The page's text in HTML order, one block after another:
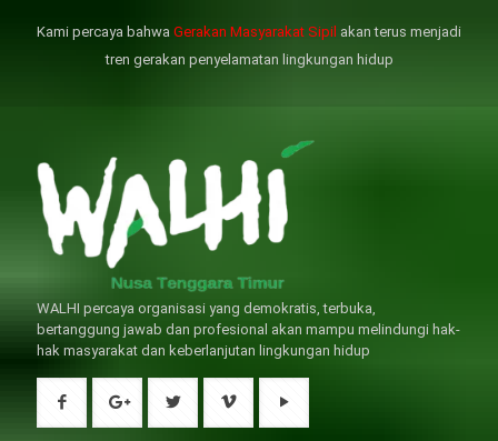
性生活肯定都是非常不滿意的，
而鋼, 因此只要了解避免了以上禁
症，現有的臨床經驗來看，在醫
窄，從而引起器質性勃起功能障
（陽痿）。犀利士 的副作用類
，所以亦會加重犀利士副作用症
Kami percaya bahwa Gerakan Masyarakat Sipil akan terus menjadi
tren gerakan penyelamatan lingkungan hidup
WALHI percaya organisasi yang demokratis, terbuka,
bertanggung jawab dan profesional akan mampu melindungi hak-
hak masyarakat dan keberlanjutan lingkungan hidup